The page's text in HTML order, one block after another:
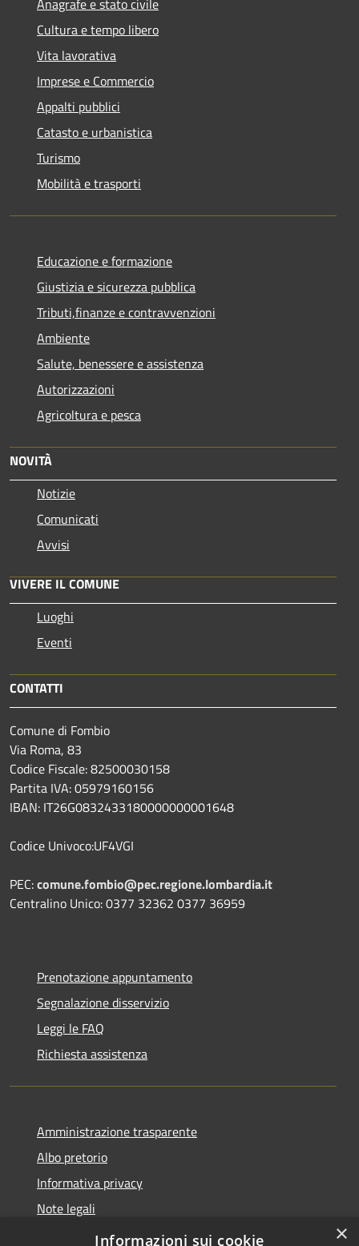
Anagrafe e stato civile
Cultura e tempo libero
Vita lavorativa
Imprese e Commercio
Appalti pubblici
Catasto e urbanistica
Turismo
Mobilità e trasporti
Educazione e formazione
Giustizia e sicurezza pubblica
Tributi,finanze e contravvenzioni
Ambiente
Salute, benessere e assistenza
Autorizzazioni
Agricoltura e pesca
NOVITÀ
Notizie
Comunicati
Avvisi
VIVERE IL COMUNE
Luoghi
Eventi
CONTATTI
Comune di Fombio
Via Roma, 83
Codice Fiscale: 82500030158
Partita IVA: 05979160156
IBAN: IT26G0832433180000000001648
Codice Univoco:UF4VGI
PEC:comune.fombio@pec.regione.lombardia.it
Centralino Unico: 0377 32362 0377 36959
Prenotazione appuntamento
Segnalazione disservizio
Leggi le FAQ
Richiesta assistenza
Amministrazione trasparente
Albo pretorio
Informativa privacy
Note legali
Dichiarazione di accessibilità
×
Informazioni sui cookie